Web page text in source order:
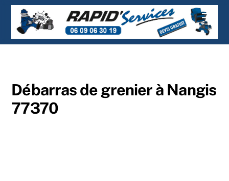
Skip
content
Débarras de grenier à Nangis
77370